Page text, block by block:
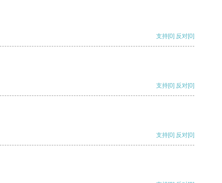
支持[0] 反对[0]
支持[0] 反对[0]
支持[0] 反对[0]